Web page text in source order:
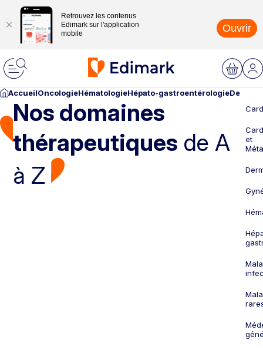
Retrouvez les contenus
Edimark sur l'application
mobile
Ouvrir
AccueilOncologieHématologieHépato-gastroentérologie
Nos domaines
thérapeutiques de A
à Z
et